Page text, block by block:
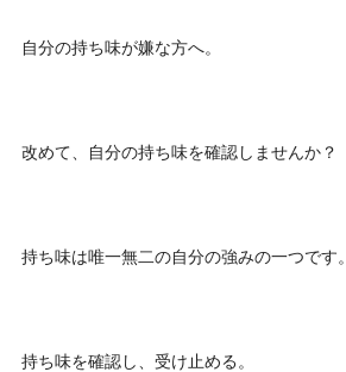
自分の持ち味が嫌な方へ。
改めて、自分の持ち味を確認しませんか？
持ち味は唯一無二の自分の強みの一つです。
持ち味を確認し、受け止める。